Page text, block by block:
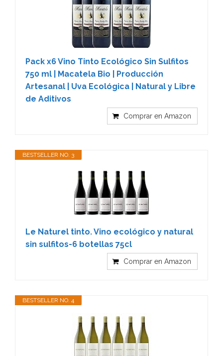
Pack x6 Vino Tinto Ecológico Sin Sulfitos
750 ml | Macatela Bio | Producción
Artesanal | Uva Ecológica | Natural y Libre
de Aditivos
Comprar en Amazon
BESTSELLER NO. 3
Le Naturel tinto. Vino ecológico y natural
sin sulfitos-6 botellas 75cl
Comprar en Amazon
BESTSELLER NO. 4